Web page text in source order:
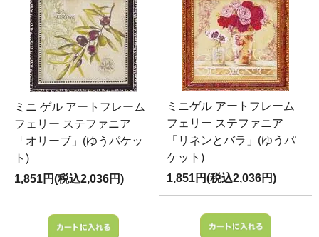
ミニ ゲル アートフレーム
フェリー ステファニア
「オリーブ」(ゆうパケッ
ト)
1,851円(税込2,036円)
ミニゲル アートフレーム
フェリー ステファニア
「リネンとバラ」(ゆうパ
ケット)
1,851円(税込2,036円)